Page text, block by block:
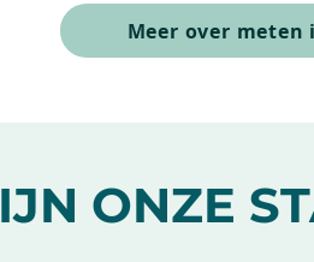
Meer over meten
ONZE